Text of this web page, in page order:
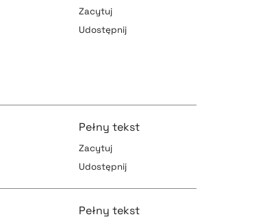
pobierz cytat
Zacytuj
Udostępnij
pobierz cytat
Pełny tekst
Zacytuj
Udostępnij
Pełny tekst